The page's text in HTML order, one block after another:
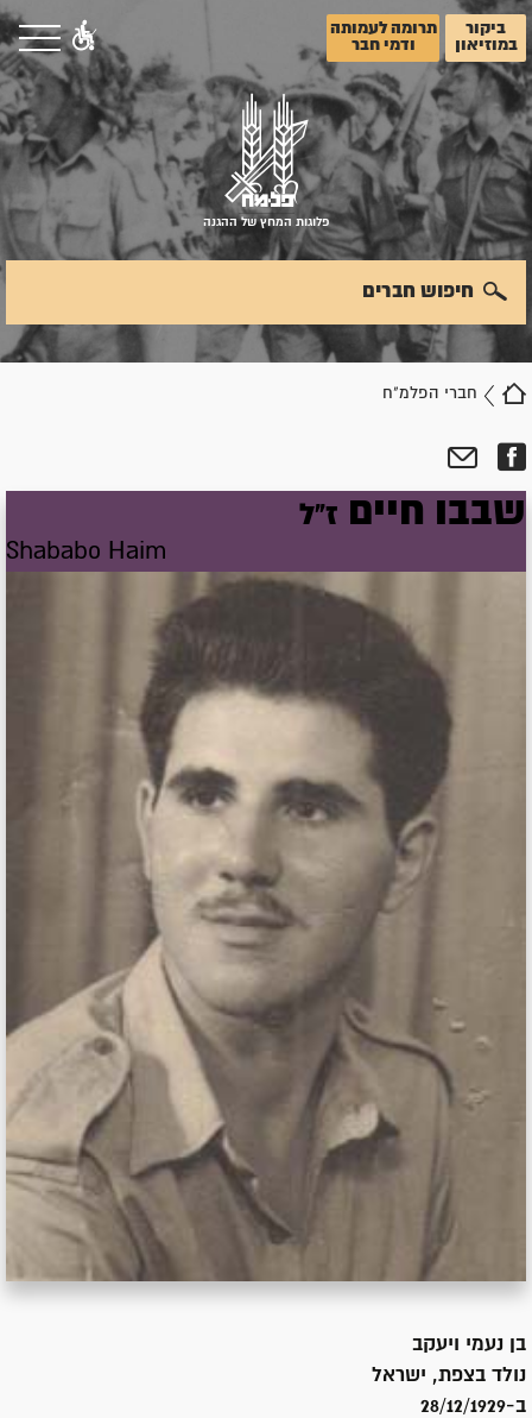
ביקור
במוזיאון
תרומה לעמותה
ודמי חבר
פלוגות המחץ של ההגנה
חברי הפלמ"ח
חיפוש חברים
שבבו חיים ז"ל
Shababo Haim
בן נעמי ויעקב
נולד בצפת, ישראל
ב-28/12/1929